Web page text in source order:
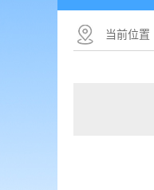
当前位置